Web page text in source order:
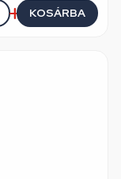
KOSÁRBA